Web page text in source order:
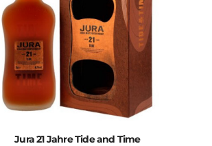
Jura 21 Jahre Tide and Time